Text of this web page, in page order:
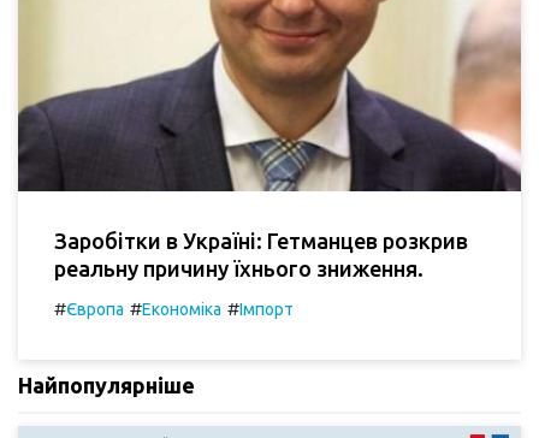
Заробітки в Україні: Гетманцев розкрив
реальну причину їхнього зниження.
#Європа #Економіка #Імпорт
Найпопулярніше